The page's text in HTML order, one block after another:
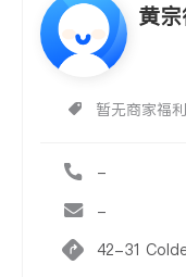
黄
暂无商家福利
-
-